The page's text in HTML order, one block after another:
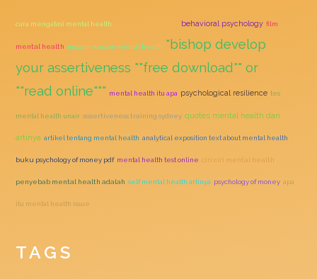
cara mengatasi mental health behavioral psychology film
mental health macam macam mental health "bishop develop
your assertiveness ""free download"" or
""read online""" mental health itu apa psychological resilience tes
mental health unair assertiveness training sydney quotes mental health dan
artinya artikel tentang mental health analytical exposition text about mental health
buku psychology of money pdf mental health test online ciri ciri mental health
penyebab mental health adalah self mental health artinya psychology of money apa
itu mental health issue
TAGS